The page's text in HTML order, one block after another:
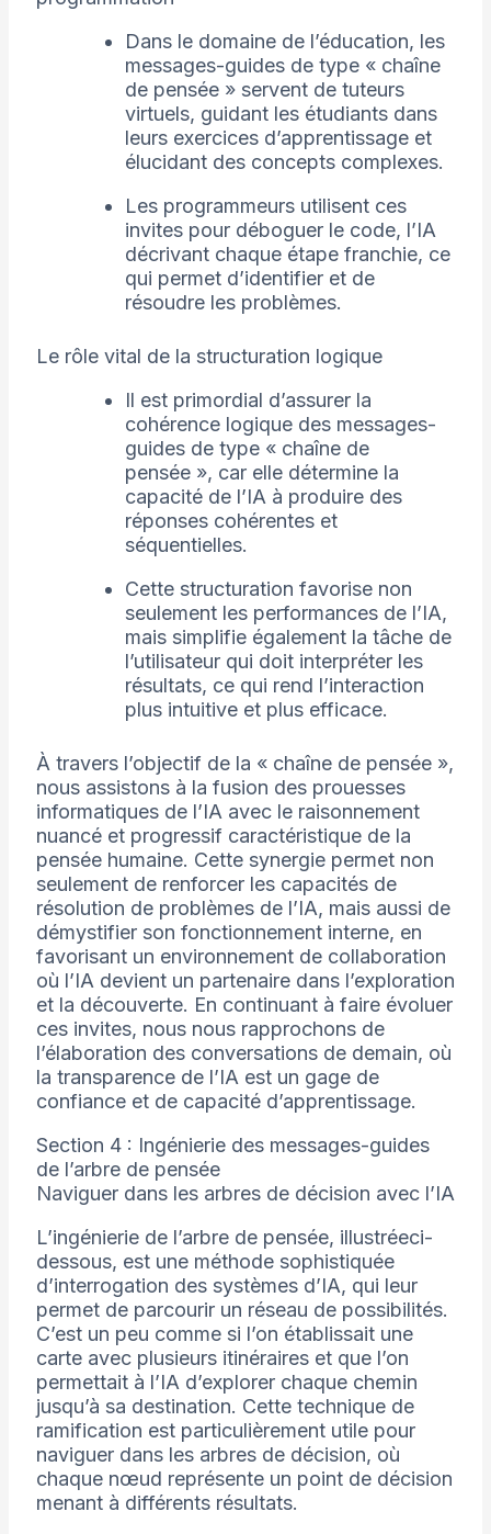
Dans le domaine de l’éducation, les
messages-guides de type « chaîne
de pensée » servent de tuteurs
virtuels, guidant les étudiants dans
leurs exercices d’apprentissage et
élucidant des concepts complexes.
Les programmeurs utilisent ces
invites pour déboguer le code, l’IA
décrivant chaque étape franchie, ce
qui permet d’identifier et de
résoudre les problèmes.
Le rôle vital de la structuration logique
Il est primordial d’assurer la
cohérence logique des messages-
guides de type « chaîne de
pensée », car elle détermine la
capacité de l’IA à produire des
réponses cohérentes et
séquentielles.
Cette structuration favorise non
seulement les performances de l’IA,
mais simplifie également la tâche de
l’utilisateur qui doit interpréter les
résultats, ce qui rend l’interaction
plus intuitive et plus efficace.
À travers l’objectif de la « chaîne de pensée »,
nous assistons à la fusion des prouesses
informatiques de l’IA avec le raisonnement
nuancé et progressif caractéristique de la
pensée humaine. Cette synergie permet non
seulement de renforcer les capacités de
résolution de problèmes de l’IA, mais aussi de
démystifier son fonctionnement interne, en
favorisant un environnement de collaboration
où l’IA devient un partenaire dans l’exploration
et la découverte. En continuant à faire évoluer
ces invites, nous nous rapprochons de
l’élaboration des conversations de demain, où
la transparence de l’IA est un gage de
confiance et de capacité d’apprentissage.
Section 4 : Ingénierie des messages-guides
de l’arbre de pensée
Naviguer dans les arbres de décision avec l’IA
L’ingénierie de l’arbre de pensée, illustréeci-
dessous, est une méthode sophistiquée
d’interrogation des systèmes d’IA, qui leur
permet de parcourir un réseau de possibilités.
C’est un peu comme si l’on établissait une
carte avec plusieurs itinéraires et que l’on
permettait à l’IA d’explorer chaque chemin
jusqu’à sa destination. Cette technique de
ramification est particulièrement utile pour
naviguer dans les arbres de décision, où
chaque nœud représente un point de décision
menant à différents résultats.